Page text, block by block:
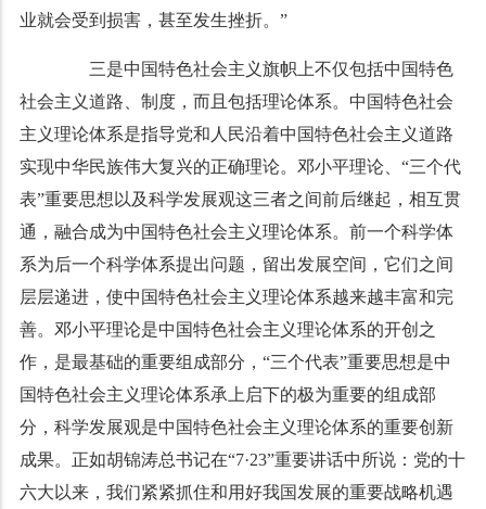
业就会受到损害，甚至发生挫折。”
三是中国特色社会主义旗帜上不仅包括中国特色
社会主义道路、制度，而且包括理论体系。中国特色社会
主义理论体系是指导党和人民沿着中国特色社会主义道路
实现中华民族伟大复兴的正确理论。邓小平理论、“三个代
表”重要思想以及科学发展观这三者之间前后继起，相互贯
通，融合成为中国特色社会主义理论体系。前一个科学体
系为后一个科学体系提出问题，留出发展空间，它们之间
层层递进，使中国特色社会主义理论体系越来越丰富和完
善。邓小平理论是中国特色社会主义理论体系的开创之
作，是最基础的重要组成部分，“三个代表”重要思想是中
国特色社会主义理论体系承上启下的极为重要的组成部
分，科学发展观是中国特色社会主义理论体系的重要创新
成果。正如胡锦涛总书记在“7·23”重要讲话中所说：党的十
六大以来，我们紧紧抓住和用好我国发展的重要战略机遇